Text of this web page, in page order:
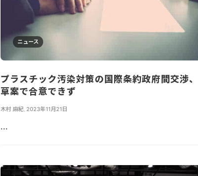
ニュース
プラスチック汚染対策の国際条約政府間交渉、
草案で合意できず
木村 麻紀 2023年11月21日
...